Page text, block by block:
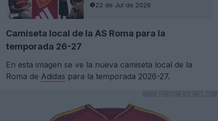
22 de Jul de 2026
Camiseta local de la AS Roma para la
temporada 26-27
En esta imagen se ve la nueva camiseta local de la
Roma de Adidas para la temporada 2026-27.